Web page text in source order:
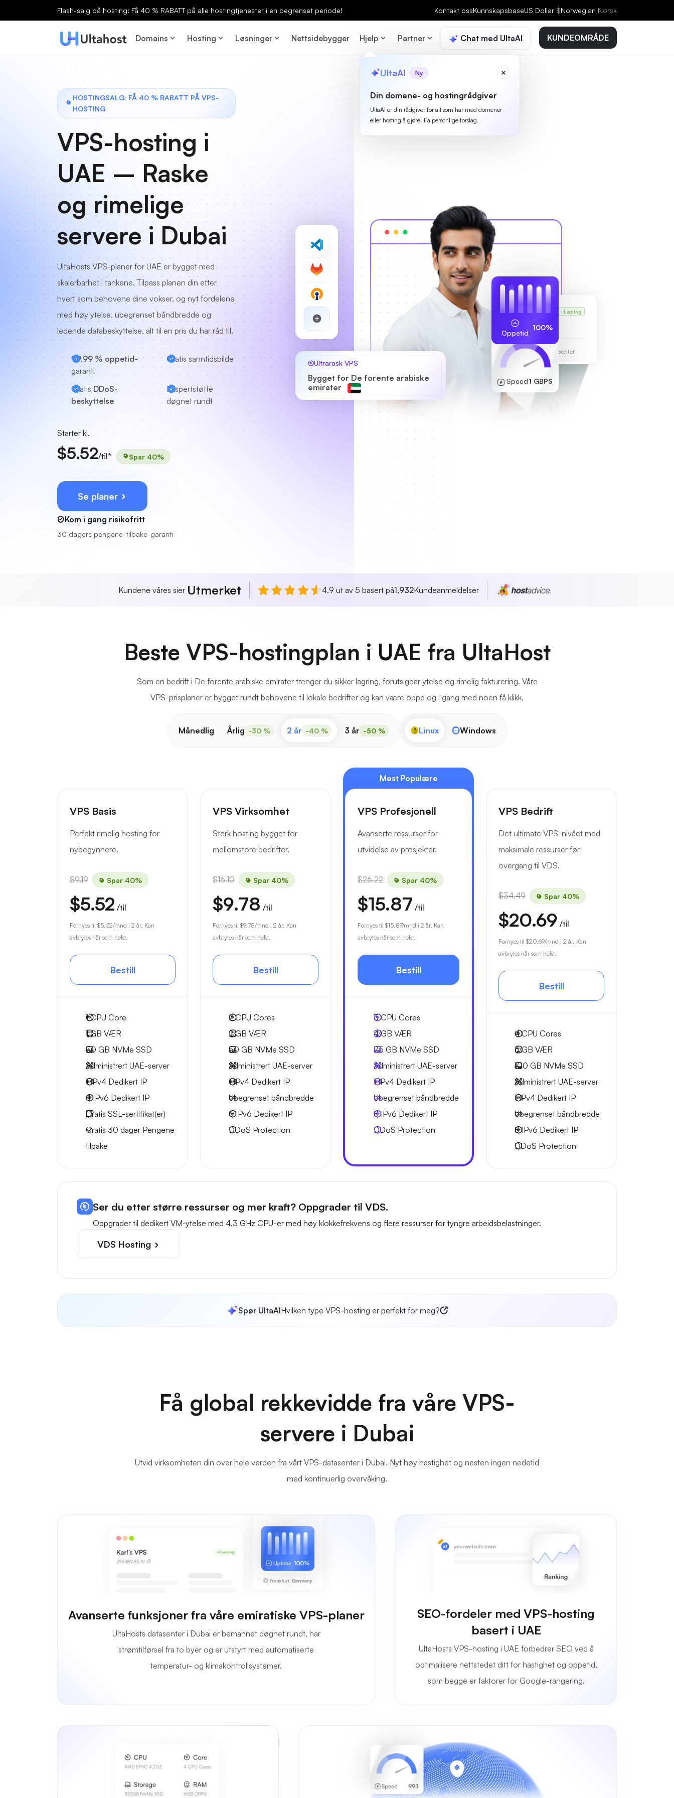
Flash-salg på hosting: Få 40 % RABATT på alle hostingtjenester i en begrenset periode! Kontakt ossKunnskapsbaseUS Dollar $Norwegian Norsk
Domains Hosting Løsninger Nettsidebygger Hjelp Partner Chat med UltaAI
UltaAI Ny
Din domene- og hostingrådgiver
UltaAI er din rådgiver for alt som har med domener
eller hosting å gjøre. Få personlige forslag.
KUNDEOMRÅDE
HOSTINGSALG: FÅ 40 % RABATT PÅ VPS-
HOSTING
VPS-hosting i
UAE – Raske
og rimelige
servere i Dubai
UltaHosts VPS-planer for UAE er bygget med
skalerbarhet i tankene. Tilpass planen din etter
hvert som behovene dine vokser, og nyt fordelene
med høy ytelse, ubegrenset båndbredde og
ledende databeskyttelse, alt til en pris du har råd til.
99,99 % oppetid-
garanti
Gratis sanntidsbilde
Gratis DDoS-
beskyttelse
Ekspertstøtte
døgnet rundt
Starter kl.
$5.52/til* Spar 40%
Se planer
Kom i gang risikofritt
30 dagers pengene-tilbake-garanti
Karls VPS Løping
255.189.85.19
Frankfurt datasenter
Speed1 GBPS
Oppetid
100%
Ultrarask VPS
Bygget for De forente arabiske
emirater
Kundene våres sier Utmerket 4.9 ut av 5 basert på1,932Kundeanmeldelser
Beste VPS-hostingplan i UAE fra UltaHost
Som en bedrift i De forente arabiske emirater trenger du sikker lagring, forutsigbar ytelse og rimelig fakturering. Våre
VPS-prisplaner er bygget rundt behovene til lokale bedrifter og kan være oppe og i gang med noen få klikk.
Månedlig Årlig -30 % 2 år -40 % 3 år -50 % Linux Windows
VPS Basis
Perfekt rimelig hosting for
nybegynnere.
$9.19 Spar 40%
$5.52 /til
Fornyes til $5.52/mnd i 2 år. Kan
avbrytes når som helst.
Bestill
1CPU Core
1 GB VÆR
30 GB NVMe SSD
Administrert UAE-server
1 IPv4 Dedikert IP
4 IPv6 Dedikert IP
Gratis SSL-sertifikat(er)
Gratis 30 dager Pengene
tilbake
VPS Virksomhet
Sterk hosting bygget for
mellomstore bedrifter.
$16.10 Spar 40%
$9.78 /til
Fornyes til $9.78/mnd i 2 år. Kan
avbrytes når som helst.
Bestill
2CPU Cores
2 GB VÆR
50 GB NVMe SSD
Administrert UAE-server
1 IPv4 Dedikert IP
Ubegrenset båndbredde
6 IPv6 Dedikert IP
DDoS Protection
Mest Populære
VPS Profesjonell
Avanserte ressurser for
utvidelse av prosjekter.
$26.22 Spar 40%
$15.87 /til
Fornyes til $15.87/mnd i 2 år. Kan
avbrytes når som helst.
Bestill
3CPU Cores
4 GB VÆR
75 GB NVMe SSD
Administrert UAE-server
1 IPv4 Dedikert IP
Ubegrenset båndbredde
8 IPv6 Dedikert IP
DDoS Protection
VPS Bedrift
Det ultimate VPS-nivået med
maksimale ressurser før
overgang til VDS.
$34.49 Spar 40%
$20.69 /til
Fornyes til $20.69/mnd i 2 år. Kan
avbrytes når som helst.
Bestill
4CPU Cores
6 GB VÆR
100 GB NVMe SSD
Administrert UAE-server
1 IPv4 Dedikert IP
Ubegrenset båndbredde
8 IPv6 Dedikert IP
DDoS Protection
Ser du etter større ressurser og mer kraft? Oppgrader til VDS.
Oppgrader til dedikert VM-ytelse med 4,3 GHz CPU-er med høy klokkefrekvens og flere ressurser for tyngre arbeidsbelastninger.
VDS Hosting
Spør UltaAIHvilken type VPS-hosting er perfekt for meg?
Få global rekkevidde fra våre VPS-
servere i Dubai
Utvid virksomheten din over hele verden fra vårt VPS-datasenter i Dubai. Nyt høy hastighet og nesten ingen nedetid
med kontinuerlig overvåking.
Avanserte funksjoner fra våre emiratiske VPS-planer
UltaHosts datasenter i Dubai er bemannet døgnet rundt, har
strømtilførsel fra to byer og er utstyrt med automatiserte
temperatur- og klimakontrollsystemer.
SEO-fordeler med VPS-hosting
basert i UAE
UltaHosts VPS-hosting i UAE forbedrer SEO ved å
optimalisere nettstedet ditt for hastighet og oppetid,
som begge er faktorer for Google-rangering.